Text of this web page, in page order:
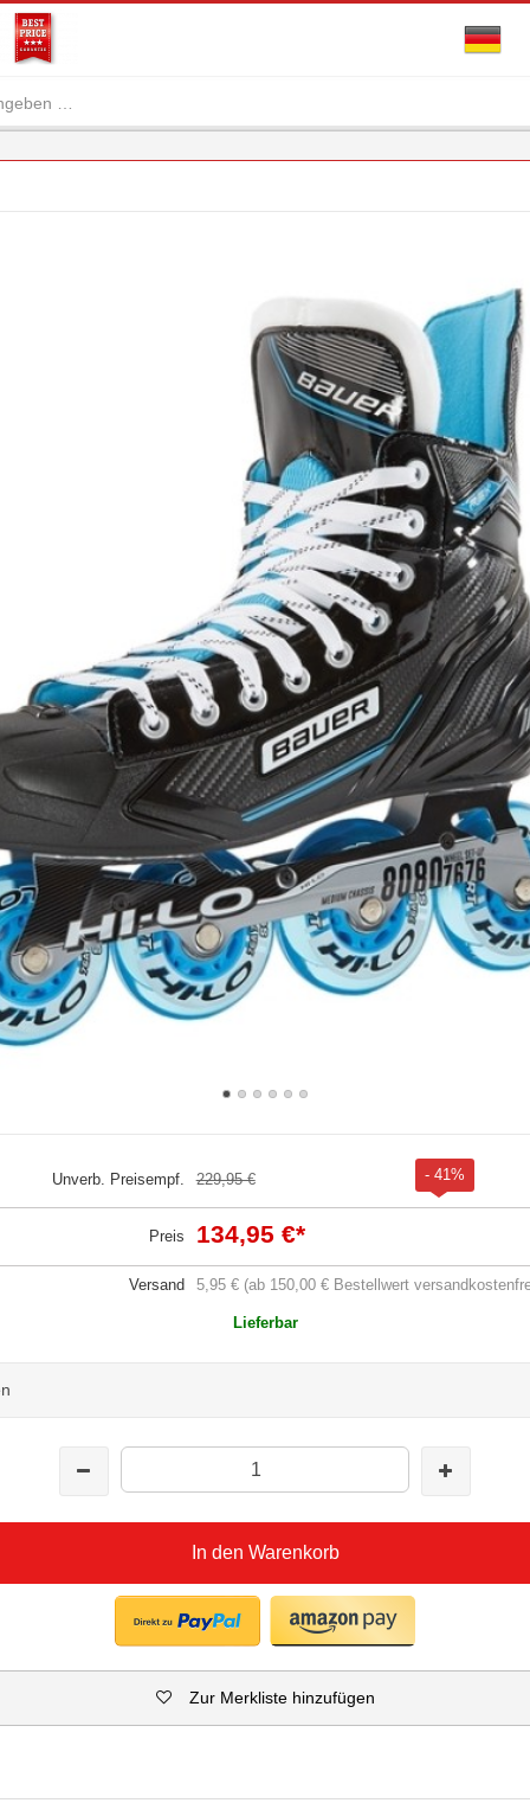
Unverb. Preisempf. 229,95 € - 41%
Preis 134,95 €*
Versand 5,95 € (ab 150,00 € Bestellwert
Lieferbar
In den Warenkorb
Zur Merkliste hinzufügen